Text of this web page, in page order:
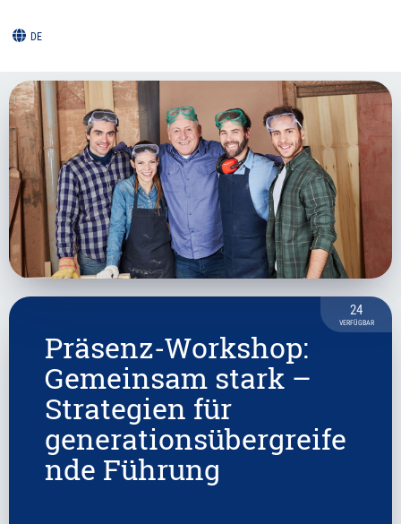
DE
Präsenz-Workshop:
Gemeinsam stark –
Strategien für
generationsübergreife
nde Führung
24
VERFÜGBAR